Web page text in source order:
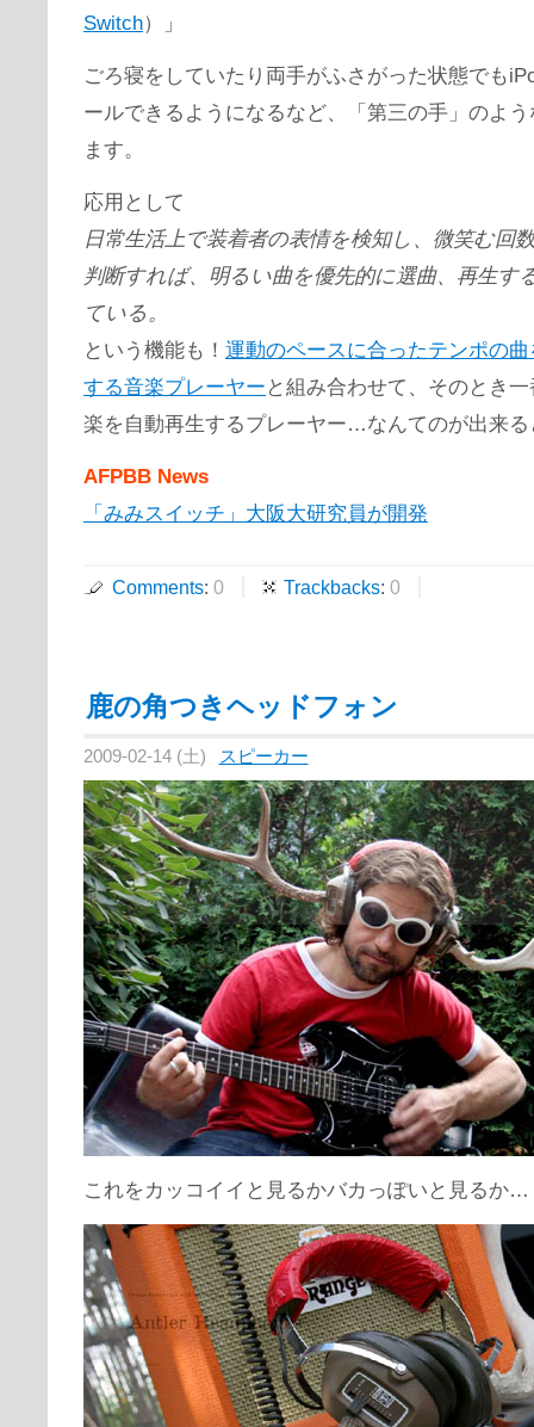
Switch）」
ごろ寝をしていたり両手がふさがった状態でも
ールできるようになるなど、「第三の手」のよ
ます。
応用として
日常生活上で装着者の表情を検知し、微笑む回
判断すれば、明るい曲を優先的に選曲、再生す
ている。
という機能も！ 運動のペースに合ったテンポの
する音楽プレーヤー と組み合わせて、そのとき
楽を自動再生するプレーヤー…なんてのが出来る
AFPBB News
「みみスイッチ」大阪大研究員が開発
Comments: 0 Trackbacks: 0
鹿の角つきヘッドフォン
2009-02-14 (土) スピーカー
これをカッコイイと見るかバカっぽいと見るか…